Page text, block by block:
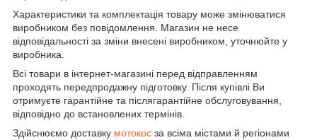
Характеристики та комплектація товару може змінюватися
виробником без повідомлення. Магазин не несе
відповідальності за зміни внесені виробником, уточнюйте у
виробника.
Всі товари в інтернет-магазині перед відправленням
проходять передпродажну підготовку. Після купівлі Ви
отримуєте гарантійне та післягарантійне обслуговування,
відповідно до встановлених термінів.
Здійснюємо доставку мотокос за всіма містами й регіонами